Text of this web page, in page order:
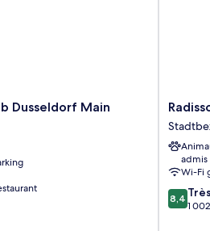
Dusseldorf Main
Blu
Hotel,
01
admis
Wi-Fi
8.4
sur
8,4
1